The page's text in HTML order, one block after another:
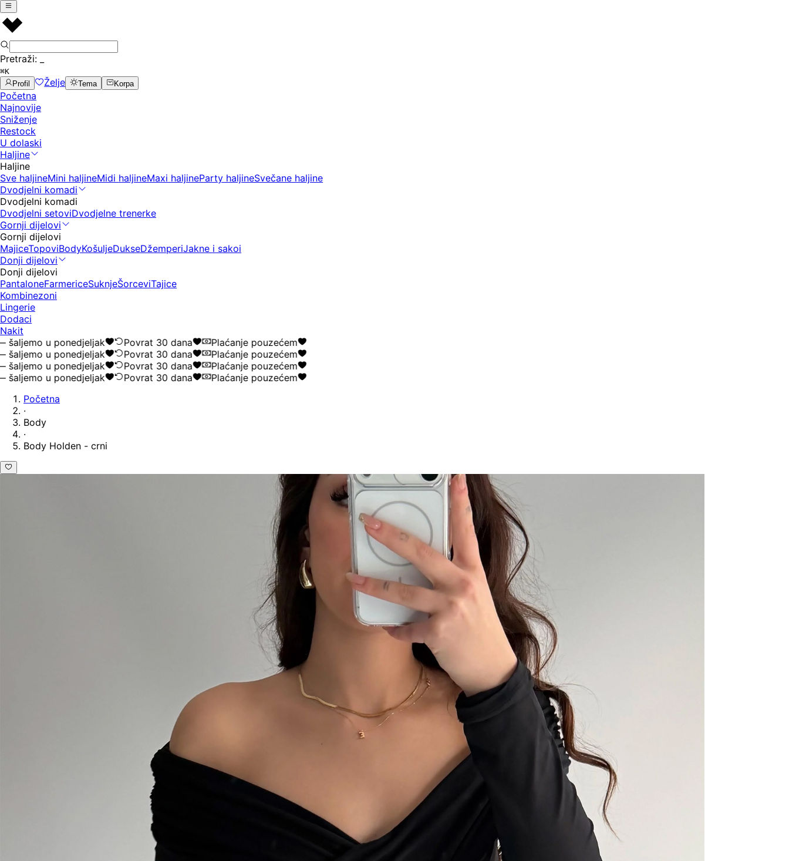
Pretraži:
⌘K
Profil
Želje Tema Korpa
Početna
Najnovije
Sniženje
Restock
U dolaski
Haljine
Haljine
Sve haljineMini haljineMidi haljineMaxi haljineParty haljineSvečane haljine
Dvodjelni komadi
Dvodjelni komadi
Dvodjelni setoviDvodjelne trenerke
Gornji dijelovi
Gornji dijelovi
MajiceTopoviBodyKošuljeDukseDžemperiJakne i sakoi
Donji dijelovi
Donji dijelovi
PantaloneFarmericeSuknjeŠorceviTajice
Kombinezoni
Lingerie
Dodaci
Nakit
u ponedjeljak
Povrat 30 dana
Plaćanje pouzećem
u ponedjeljak
Povrat 30 dana
Plaćanje pouzećem
u ponedjeljak
Povrat 30 dana
Plaćanje pouzećem
u ponedjeljak
Povrat 30 dana
Plaćanje pouzećem
Početna
·
Body
·
Body Holden - crni